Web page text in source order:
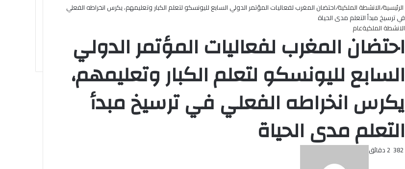
الرئيسية/الانشطة الملكية/احتضان المغرب لفعاليات المؤتمر الدولي السابع لليونسكو لتعلم الكبار وتعليمهم، يكرس انخراطه الفعلي
في ترسيخ مبدأ التعلم مدى الحياة
الانشطة الملكيةعام
احتضان المغرب لفعاليات المؤتمر الدولي
السابع لليونسكو لتعلم الكبار وتعليمهم،
يكرس انخراطه الفعلي في ترسيخ مبدأ
التعلم مدى الحياة